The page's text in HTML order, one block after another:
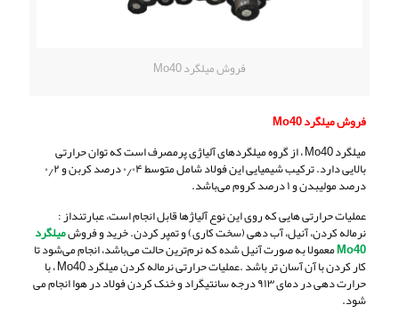
فروش میلگرد Mo40
فروش میلگرد Mo40
میلگرد Mo40 ، از گروه میلگردهای آلیاژی پرمصرف است که توان حرارتی
بالایی دارد. ترکیب شیمیایی این فولاد شامل متوسط ۰٫۰۴ درصد کربن و ۰٫۲
درصد مولیبدن و ۱ درصد کروم می‌باشد.
عملیات حرارتی هایی که روی این نوع آلیاژها قابل انجام است، عبارتنداز :
نرماله کردن، آنیل، آب دهی (سخت کاری) و تمپر کردن. خرید و فروشمیلگرد
Mo40معمولا به صورت آنیل شده که نرم‌ترین حالت می‌باشد، انجام می‌شود تا
کار کردن با آن آسان تر باشد .عملیات حرارتی نرماله کردن میلگرد Mo40 ، با
حرارت دهی در دمای ۹۱۳ درجه سانتیگراد و خنک کردن فولاد در هوا انجام می
شود.